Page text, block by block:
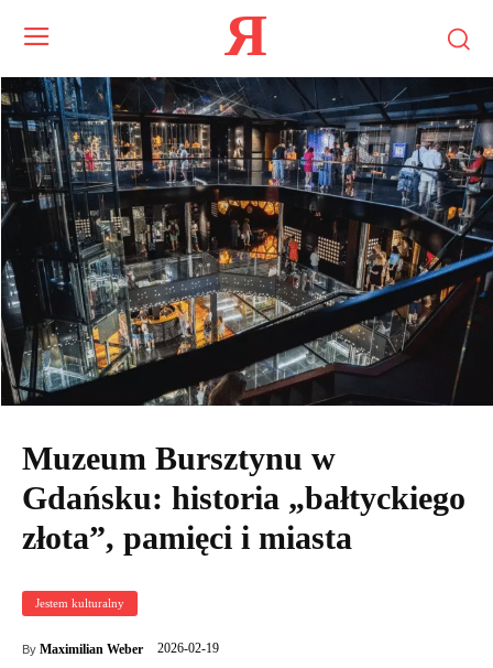
Я
Muzeum Bursztynu w
Gdańsku: historia „bałtyckiego
złota”, pamięci i miasta
Jestem kulturalny
By Maximilian Weber 2026-02-19